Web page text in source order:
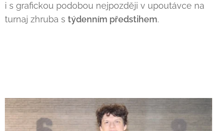
i s grafickou podobou nejpozději v upoutávce na
turnaj zhruba s týdenním předstihem.